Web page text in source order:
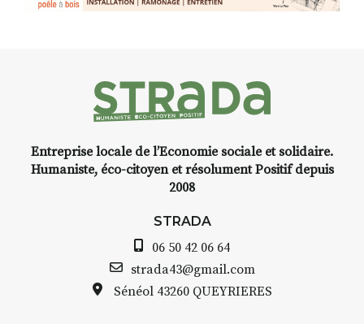
Entreprise locale de l’Economie sociale et solidaire.
Humaniste, éco-citoyen et résolument Positif depuis
2008
STRADA
06 50 42 06 64
strada43@gmail.com
Sénéol 43260 QUEYRIERES